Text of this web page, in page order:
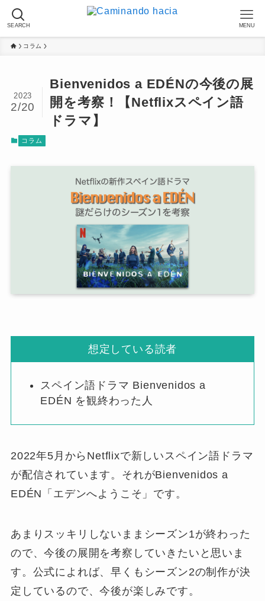
SEARCH MENU
コラム
Bienvenidos a EDÉNの今後の展
開を考察！【Netflixスペイン語
ドラマ】
2023
2/20
コラム
想定している読者
スペイン語ドラマ Bienvenidos a
EDÉN を観終わった人
2022年5月からNetflixで新しいスペイン語ドラマ
が配信されています。それがBienvenidos a
EDÉN「エデンへようこそ」です。
あまりスッキリしないままシーズン1が終わった
ので、今後の展開を考察していきたいと思いま
す。公式によれば、早くもシーズン2の制作が決
定しているので、今後が楽しみです。